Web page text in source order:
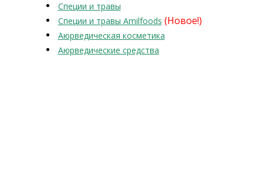
Специи и травы
Специи и травы Amilfoods (Новое!)
Аюрведическая косметика
Аюрведические средства